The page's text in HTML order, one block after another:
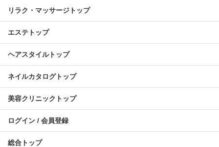
リラク・マッサージトップ
エステトップ
ヘアスタイルトップ
ネイルカタログトップ
美容クリニックトップ
ログイン / 会員登録
総合トップ